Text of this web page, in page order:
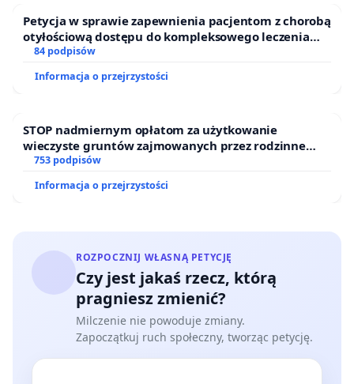
Petycja w sprawie zapewnienia pacjentom z chorobą
otyłościową dostępu do kompleksowego leczenia
oraz programów profilaktycznych.
84 podpisów
Informacja o przejrzystości
STOP nadmiernym opłatom za użytkowanie
wieczyste gruntów zajmowanych przez rodzinne
ogrody działkowe.
753 podpisów
Informacja o przejrzystości
ROZPOCZNIJ WŁASNĄ PETYCJĘ
Czy jest jakaś rzecz, którą
pragniesz zmienić?
Milczenie nie powoduje zmiany.
Zapoczątkuj ruch społeczny, tworząc petycję.